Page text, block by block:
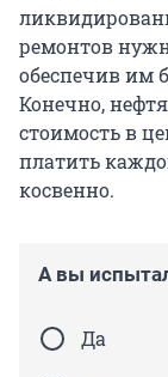
ремонтов
обеспечив им
Конечно,
стоимость в
платить
косвенно.
А вы
Да